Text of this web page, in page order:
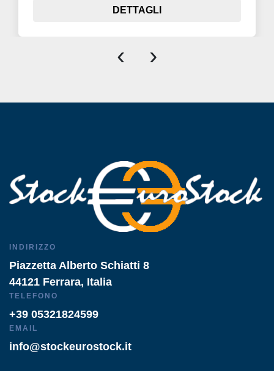
DETTAGLI
‹ ›
INDIRIZZO
Piazzetta Alberto Schiatti 8
44121 Ferrara, Italia
TELEFONO
+39 05321824599
EMAIL
info@stockeurostock.it